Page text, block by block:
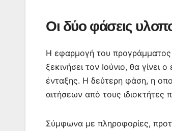
Οι δύο φάσεις
Η εφαρμογή του προγράμματος
ξεκινήσει τον Ιούνιο, θα
ένταξης. Η δεύτερη φάση, η
αιτήσεων από τους
Σύμφωνα με πληροφορίες,